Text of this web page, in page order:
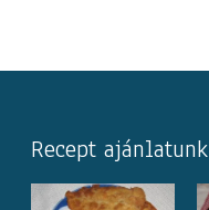
Recept ajánlatunk